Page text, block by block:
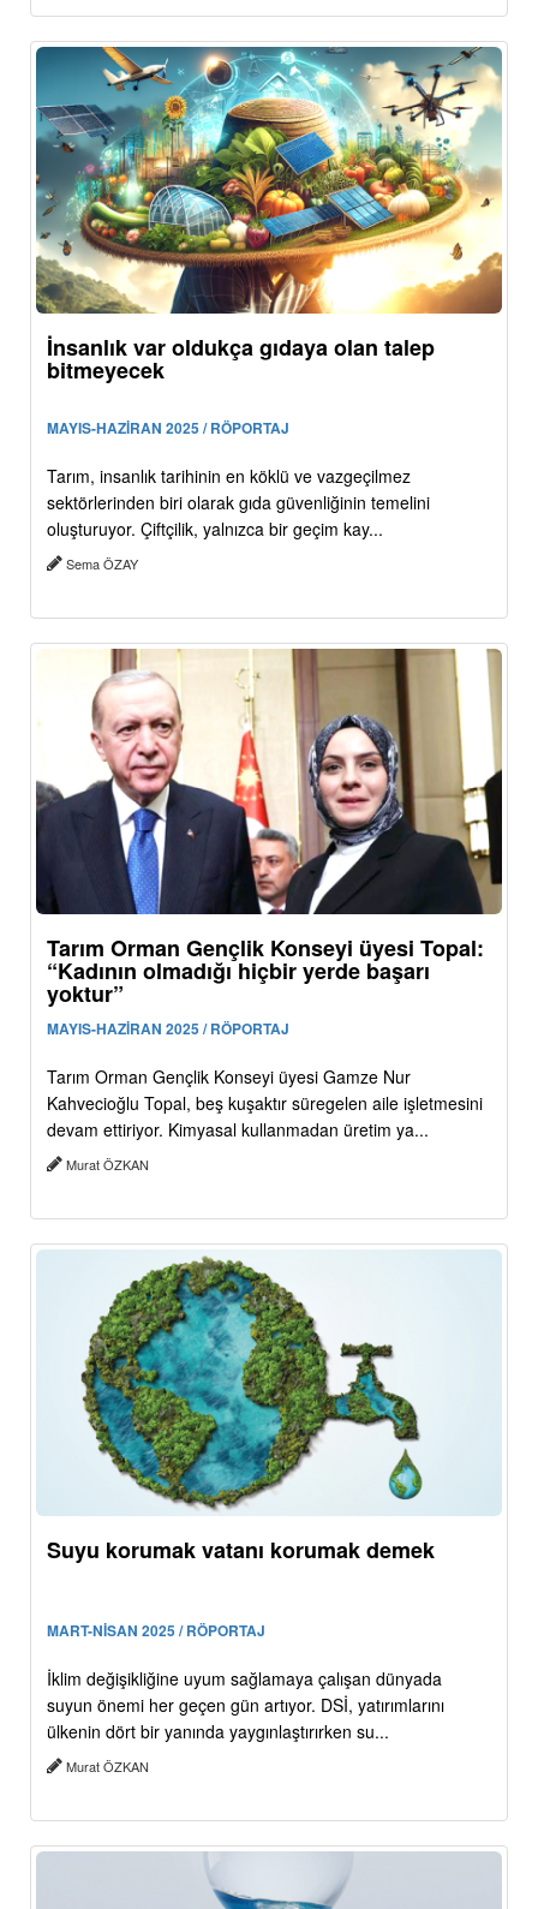
İnsanlık var oldukça gıdaya olan talep
bitmeyecek
MAYIS-HAZİRAN 2025 / RÖPORTAJ
Tarım, insanlık tarihinin en köklü ve vazgeçilmez
sektörlerinden biri olarak gıda güvenliğinin temelini
oluşturuyor. Çiftçilik, yalnızca bir geçim kay...
Sema ÖZAY
Tarım Orman Gençlik Konseyi üyesi Topal:
“Kadının olmadığı hiçbir yerde başarı
yoktur”
MAYIS-HAZİRAN 2025 / RÖPORTAJ
Tarım Orman Gençlik Konseyi üyesi Gamze Nur
Kahvecioğlu Topal, beş kuşaktır süregelen aile işletmesini
devam ettiriyor. Kimyasal kullanmadan üretim ya...
Murat ÖZKAN
Suyu korumak vatanı korumak demek
MART-NİSAN 2025 / RÖPORTAJ
İklim değişikliğine uyum sağlamaya çalışan dünyada
suyun önemi her geçen gün artıyor. DSİ, yatırımlarını
ülkenin dört bir yanında yaygınlaştırırken su...
Murat ÖZKAN